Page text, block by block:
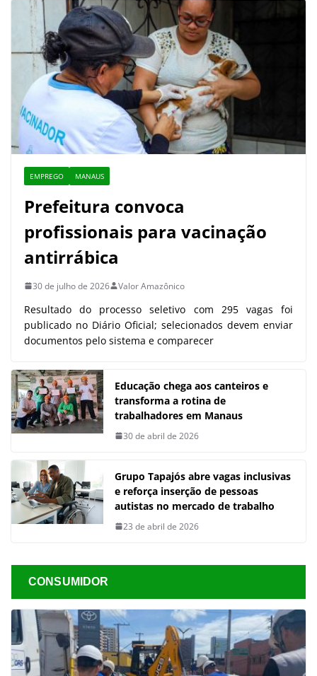
EMPREGO MANAUS
Prefeitura convoca
profissionais para vacinação
antirrábica
30 de julho de 2026 Valor Amazônico
Resultado do processo seletivo com 295 vagas foi
publicado no Diário Oficial; selecionados devem enviar
documentos pelo sistema e comparecer
Educação chega aos canteiros e
transforma a rotina de
trabalhadores em Manaus
30 de abril de 2026
Grupo Tapajós abre vagas inclusivas
e reforça inserção de pessoas
autistas no mercado de trabalho
23 de abril de 2026
CONSUMIDOR